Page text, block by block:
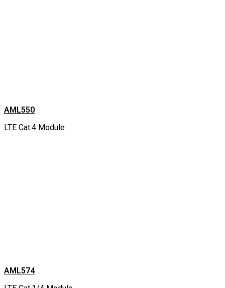
AML550
LTE Cat.4 Module
AML574